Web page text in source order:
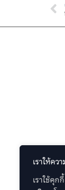
เราให้ค
เราใช้คุ